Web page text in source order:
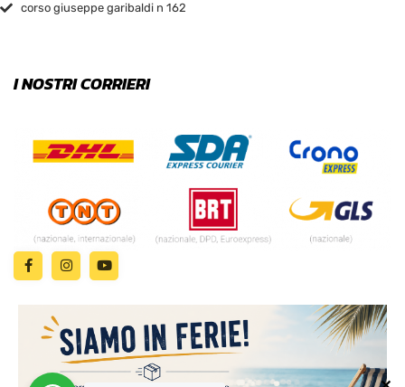
corso giuseppe garibaldi n 162
I NOSTRI CORRIERI